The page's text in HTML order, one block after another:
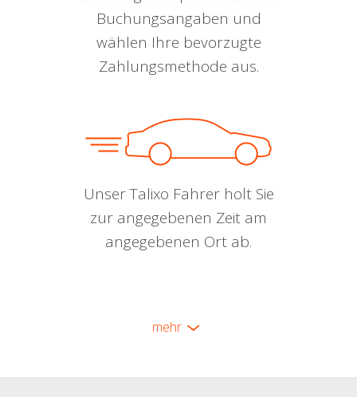
Buchungsangaben und
wählen Ihre bevorzugte
Zahlungsmethode aus.
Unser Talixo Fahrer holt Sie
zur angegebenen Zeit am
angegebenen Ort ab.
mehr